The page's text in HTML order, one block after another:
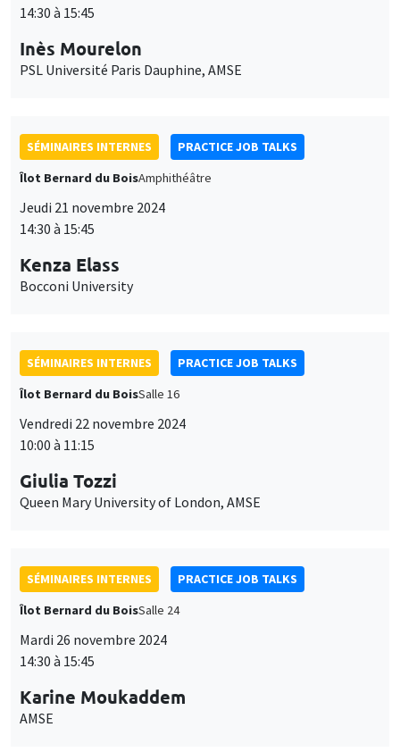
14:30 à 15:45
Inès Mourelon
PSL Université Paris Dauphine, AMSE
SÉMINAIRES INTERNES
PRACTICE JOB TALKS
Îlot Bernard du BoisAmphithéâtre
Jeudi 21 novembre 2024
14:30 à 15:45
Kenza Elass
Bocconi University
SÉMINAIRES INTERNES
PRACTICE JOB TALKS
Îlot Bernard du BoisSalle 16
Vendredi 22 novembre 2024
10:00 à 11:15
Giulia Tozzi
Queen Mary University of London, AMSE
SÉMINAIRES INTERNES
PRACTICE JOB TALKS
Îlot Bernard du BoisSalle 24
Mardi 26 novembre 2024
14:30 à 15:45
Karine Moukaddem
AMSE